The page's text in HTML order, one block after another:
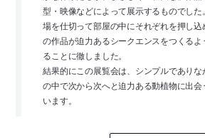
型・映像などによって展示するものでし
場を仕切って部屋の中にそれぞれを押し
の作品が迫力あるシークエンスをつくる
ることに徹しました。
結果的にこの展覧会は、シンプルであり
の中で次から次へと迫力ある動植物に出
います。